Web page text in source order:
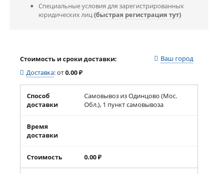
Специальные условия для зарегистрированных
юридических лиц(быстрая регистрация тут)
Стоимость и сроки доставки:
Ваш город
Доставка:от0.00 ₽
Способ
доставки
Самовывоз из Одинцово (Мос.
Обл.), 1 пункт самовывоза
Время
доставки
Стоимость 0.00 ₽